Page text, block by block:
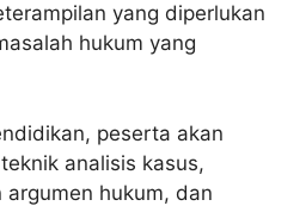
yang diperlukan
hukum yang
peserta akan
analisis kasus,
hukum, dan